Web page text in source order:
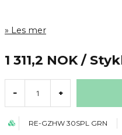
Les mer
1 311,2 NOK /
- +
RE-GZHW 30SPL GRN